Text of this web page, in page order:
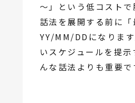
～」という低コスト
話法を展開する前に
YY/MM/DDになりま
いスケジュールを提
んな話法よりも重要で